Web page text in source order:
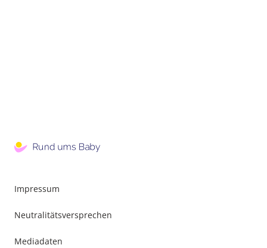
Impressum
Neutralitätsversprechen
Mediadaten